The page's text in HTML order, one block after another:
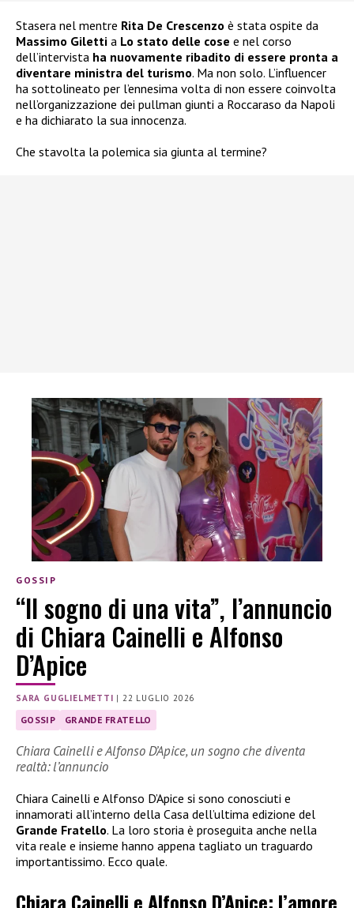
Stasera nel mentre Rita De Crescenzo è stata ospite da
Massimo Giletti a Lo stato delle cose e nel corso
dell’intervista ha nuovamente ribadito di essere pronta a
diventare ministra del turismo. Ma non solo. L’influencer
ha sottolineato per l’ennesima volta di non essere coinvolta
nell’organizzazione dei pullman giunti a Roccaraso da Napoli
e ha dichiarato la sua innocenza.
Che stavolta la polemica sia giunta al termine?
GOSSIP
“Il sogno di una vita”, l’annuncio
di Chiara Cainelli e Alfonso
D’Apice
SARA GUGLIELMETTI | 22 LUGLIO 2026
GOSSIP GRANDE FRATELLO
Chiara Cainelli e Alfonso D’Apice, un sogno che diventa
realtà: l’annuncio
Chiara Cainelli e Alfonso D’Apice si sono conosciuti e
innamorati all’interno della Casa dell’ultima edizione del
Grande Fratello. La loro storia è proseguita anche nella
vita reale e insieme hanno appena tagliato un traguardo
importantissimo. Ecco quale.
Chiara Cainelli e Alfonso D’Apice: l’amore